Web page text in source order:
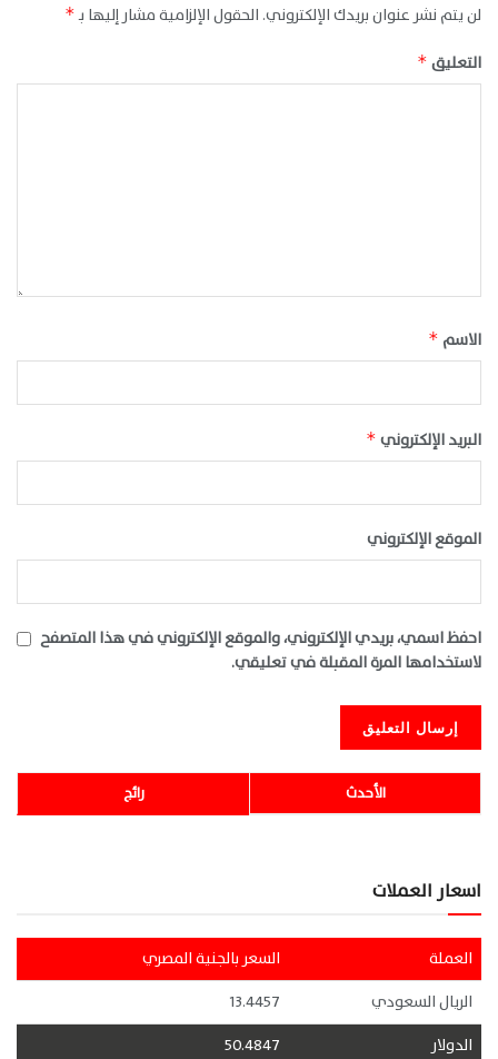
لن يتم نشر عنوان بريدك الإلكتروني. الحقول الإلزامية مشار إليها بـ*
التعليق *
الاسم *
البريد الإلكتروني *
الموقع الإلكتروني
احفظ اسمي، بريدي الإلكتروني، والموقع الإلكتروني في هذا المتصفح
لاستخدامها المرة المقبلة في تعليقي.
رائج الأحدث
اسعار العملات
العملة
السعر بالجنية المصري
الريال السعودي
13.4457
الدولار
50.4847